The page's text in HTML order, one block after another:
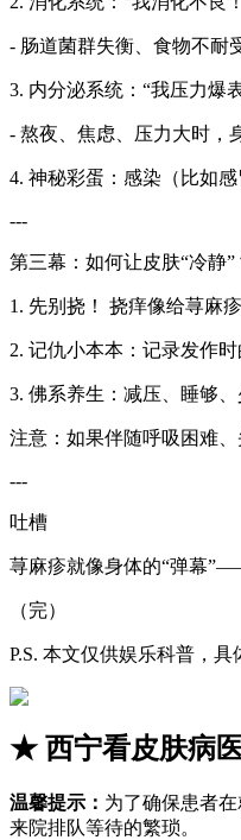
- 肠道菌群失衡、食物不耐
3. 内分泌系统：“我压力爆
- 熬夜、焦虑、压力大时，
4. 神秘彩蛋：感染（比如
---
第三幕：如何让皮肤“冷静”
1. 先别挠！ 挠痒像给荨麻
2. 记仇小本本：记录发作
3. 佛系养生：减压、睡够
注意：如果伴随呼吸困难
---
吐槽
荨麻疹就像身体的“弹幕
（完）
P.S. 本文仅供娱乐科普，
★西宁看皮肤病
温馨提示： 为了确保患者
来院排队等待的繁琐。